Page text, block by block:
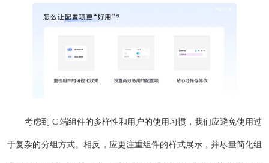
考虑到 C 端组件的多样性和用户的使用习惯，我们应避免使用过
于复杂的分组方式。相反，应更注重组件的样式展示，并尽量简化组